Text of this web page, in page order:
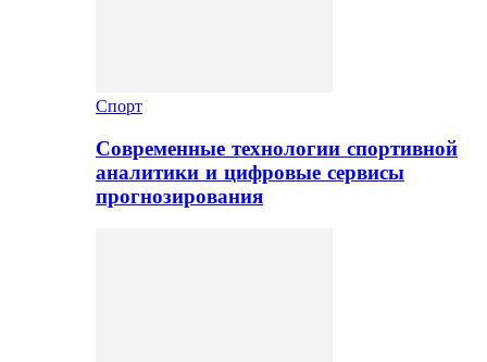
Спорт
Современные технологии спортивной
аналитики и цифровые сервисы
прогнозирования